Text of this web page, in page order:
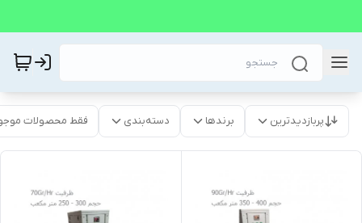
پربازدیدترین برندها دسته‌بندی فقط محصولات